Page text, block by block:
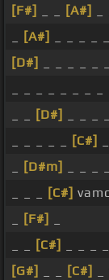
[F#]
[A#]
[A#]
[D#]
[D#]
[C#]
[D#m]
[C#]
[F#]
[C#]
[G#]
[C#]